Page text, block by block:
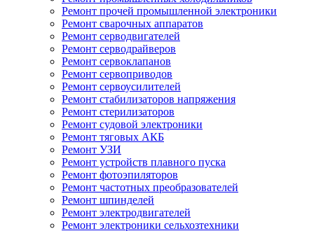
Ремонт прочей промышленной электроники
Ремонт сварочных аппаратов
Ремонт серводвигателей
Ремонт серводрайверов
Ремонт сервоклапанов
Ремонт сервоприводов
Ремонт сервоусилителей
Ремонт стабилизаторов напряжения
Ремонт стерилизаторов
Ремонт судовой электроники
Ремонт тяговых АКБ
Ремонт УЗИ
Ремонт устройств плавного пуска
Ремонт фотоэпиляторов
Ремонт частотных преобразователей
Ремонт шпинделей
Ремонт электродвигателей
Ремонт электроники сельхозтехники